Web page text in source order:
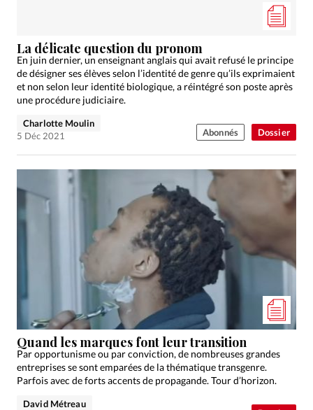
Dossier
La délicate question du pronom
En juin dernier, un enseignant anglais qui avait refusé le principe
de désigner ses élèves selon l’identité de genre qu’ils exprimaient
et non selon leur identité biologique, a réintégré son poste après
une procédure judiciaire.
Charlotte Moulin
5 Déc 2021
Abonnés
Quand les marques font leur transition
Par opportunisme ou par conviction, de nombreuses grandes
entreprises se sont emparées de la thématique transgenre.
Parfois avec de forts accents de propagande. Tour d’horizon.
David Métreau